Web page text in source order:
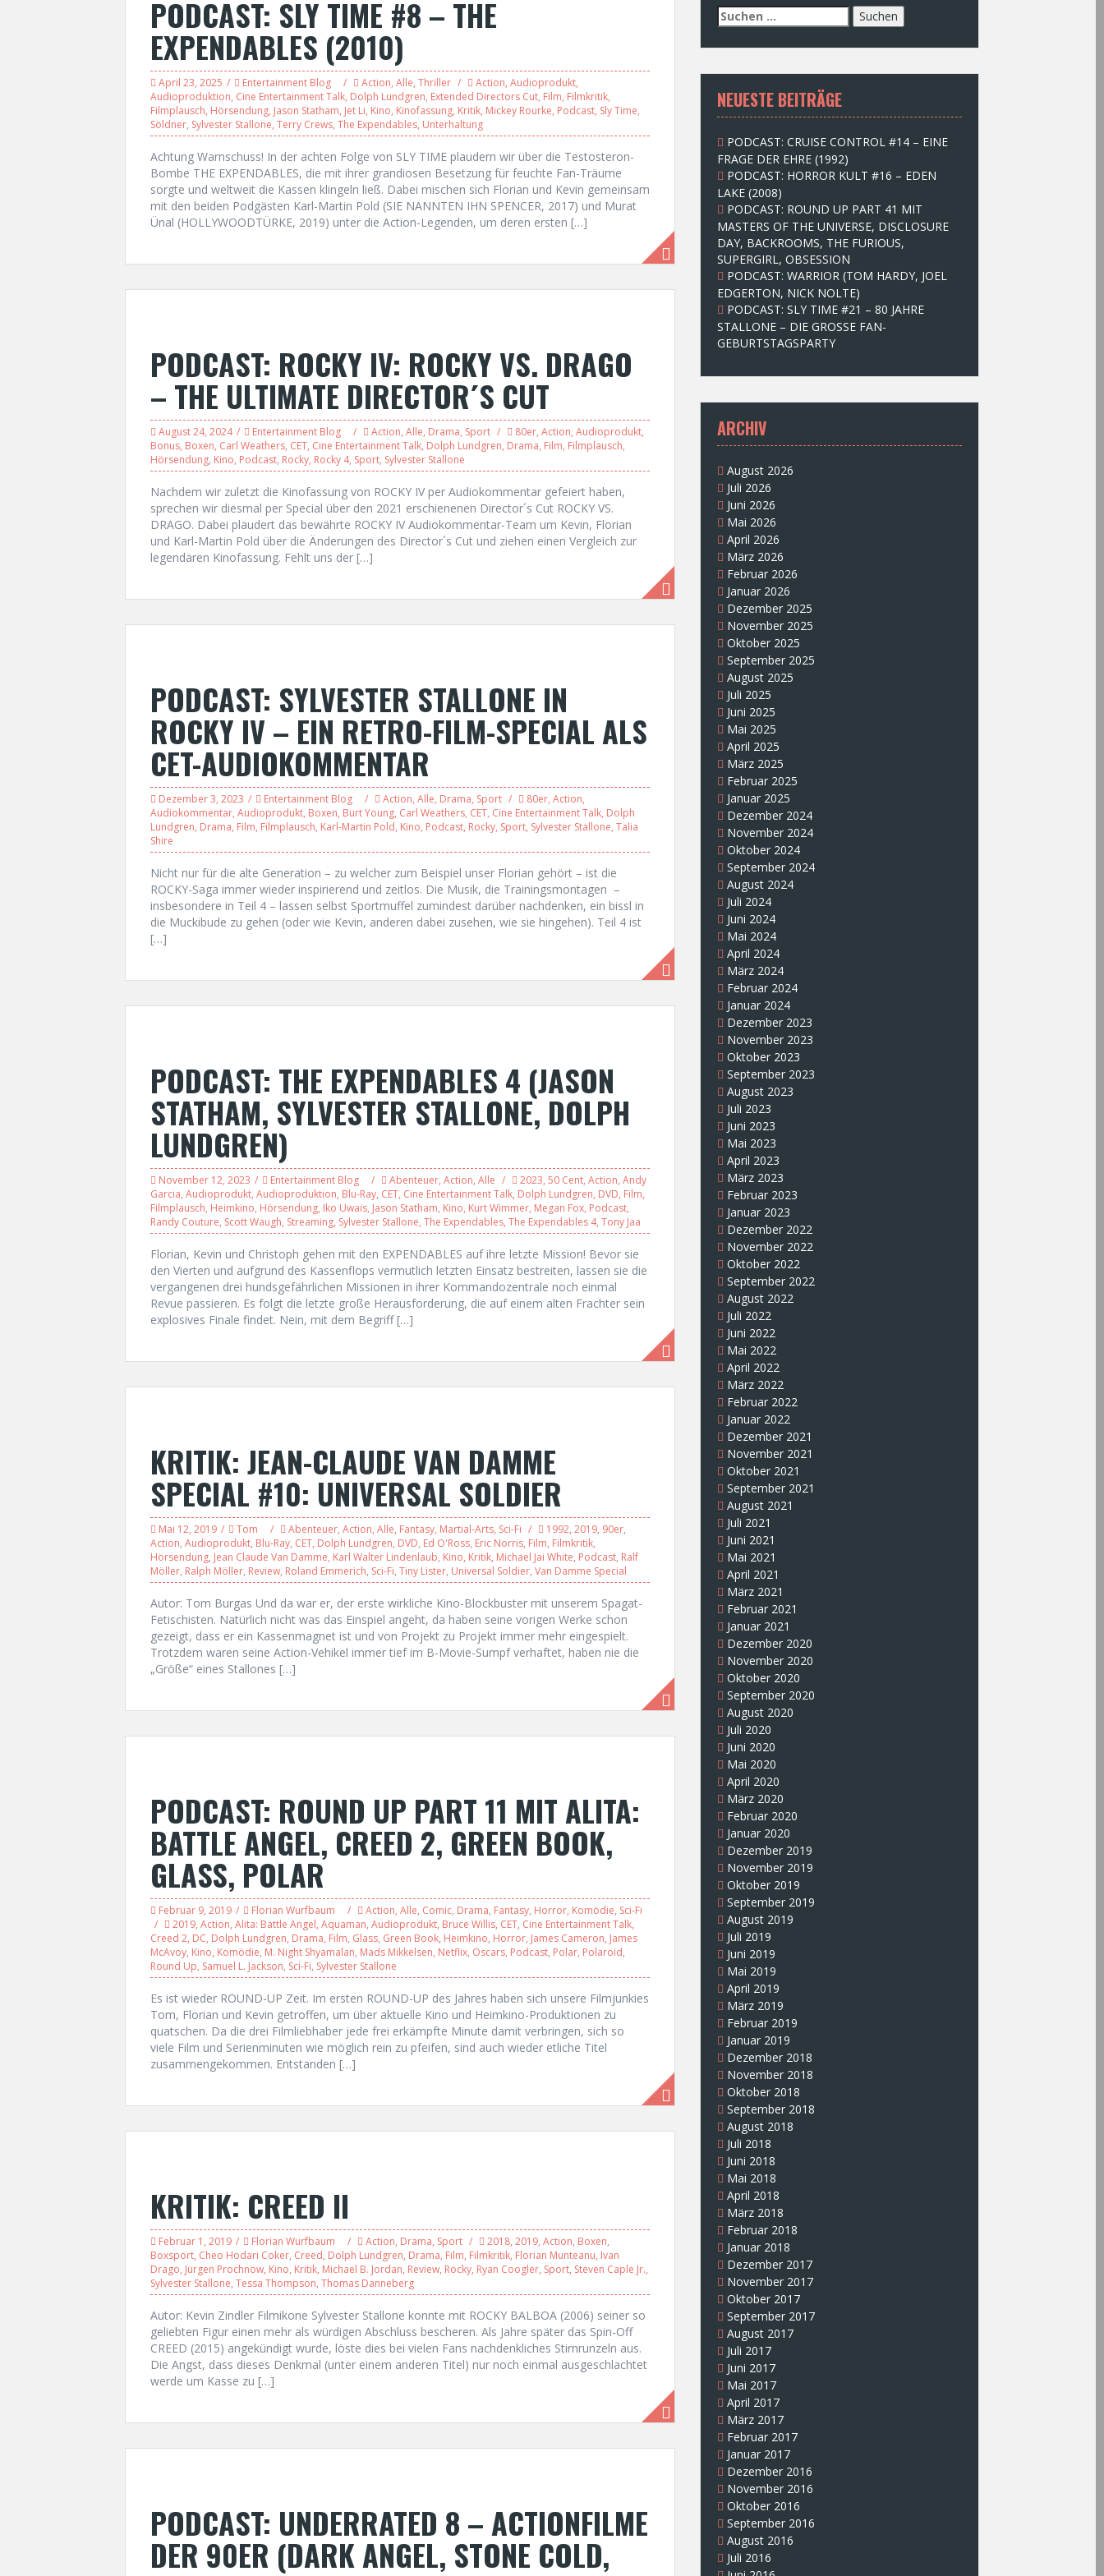
PODCAST: SLY TIME #8 – THE
EXPENDABLES (2010)
April 23, 2025 Entertainment Blog Action, Alle, Thriller Action, Audioprodukt,
Audioproduktion, Cine Entertainment Talk, Dolph Lundgren, Extended Directors Cut, Film, Filmkritik,
Filmplausch, Hörsendung, Jason Statham, Jet Li, Kino, Kinofassung, Kritik, Mickey Rourke, Podcast, Sly Time,
Söldner, Sylvester Stallone, Terry Crews, The Expendables, Unterhaltung
Achtung Warnschuss! In der achten Folge von SLY TIME plaudern wir über die Testosteron-
Bombe THE EXPENDABLES, die mit ihrer grandiosen Besetzung für feuchte Fan-Träume
sorgte und weltweit die Kassen klingeln ließ. Dabei mischen sich Florian und Kevin gemeinsam
mit den beiden Podgästen Karl-Martin Pold (SIE NANNTEN IHN SPENCER, 2017) und Murat
Ünal (HOLLYWOODTÜRKE, 2019) unter die Action-Legenden, um deren ersten […]
PODCAST: ROCKY IV: ROCKY VS. DRAGO
– THE ULTIMATE DIRECTOR´S CUT
August 24, 2024 Entertainment Blog Action, Alle, Drama, Sport 80er, Action, Audioprodukt,
Bonus, Boxen, Carl Weathers, CET, Cine Entertainment Talk, Dolph Lundgren, Drama, Film, Filmplausch,
Hörsendung, Kino, Podcast, Rocky, Rocky 4, Sport, Sylvester Stallone
Nachdem wir zuletzt die Kinofassung von ROCKY IV per Audiokommentar gefeiert haben,
sprechen wir diesmal per Special über den 2021 erschienenen Director´s Cut ROCKY VS.
DRAGO. Dabei plaudert das bewährte ROCKY IV Audiokommentar-Team um Kevin, Florian
und Karl-Martin Pold über die Änderungen des Director´s Cut und ziehen einen Vergleich zur
legendären Kinofassung. Fehlt uns der […]
PODCAST: SYLVESTER STALLONE IN
ROCKY IV – EIN RETRO-FILM-SPECIAL ALS
CET-AUDIOKOMMENTAR
Dezember 3, 2023 Entertainment Blog Action, Alle, Drama, Sport 80er, Action,
Audiokommentar, Audioprodukt, Boxen, Burt Young, Carl Weathers, CET, Cine Entertainment Talk, Dolph
Lundgren, Drama, Film, Filmplausch, Karl-Martin Pold, Kino, Podcast, Rocky, Sport, Sylvester Stallone, Talia
Shire
Nicht nur für die alte Generation – zu welcher zum Beispiel unser Florian gehört – ist die
ROCKY-Saga immer wieder inspirierend und zeitlos. Die Musik, die Trainingsmontagen –
insbesondere in Teil 4 – lassen selbst Sportmuffel zumindest darüber nachdenken, ein bissl in
die Muckibude zu gehen (oder wie Kevin, anderen dabei zusehen, wie sie hingehen). Teil 4 ist
[…]
PODCAST: THE EXPENDABLES 4 (JASON
STATHAM, SYLVESTER STALLONE, DOLPH
LUNDGREN)
November 12, 2023 Entertainment Blog Abenteuer, Action, Alle 2023, 50 Cent, Action, Andy
Garcia, Audioprodukt, Audioproduktion, Blu-Ray, CET, Cine Entertainment Talk, Dolph Lundgren, DVD, Film,
Filmplausch, Heimkino, Hörsendung, Iko Uwais, Jason Statham, Kino, Kurt Wimmer, Megan Fox, Podcast,
Randy Couture, Scott Waugh, Streaming, Sylvester Stallone, The Expendables, The Expendables 4, Tony Jaa
Florian, Kevin und Christoph gehen mit den EXPENDABLES auf ihre letzte Mission! Bevor sie
den Vierten und aufgrund des Kassenflops vermutlich letzten Einsatz bestreiten, lassen sie die
vergangenen drei hundsgefährlichen Missionen in ihrer Kommandozentrale noch einmal
Revue passieren. Es folgt die letzte große Herausforderung, die auf einem alten Frachter sein
explosives Finale findet. Nein, mit dem Begriff […]
KRITIK: JEAN-CLAUDE VAN DAMME
SPECIAL #10: UNIVERSAL SOLDIER
Mai 12, 2019 Tom Abenteuer, Action, Alle, Fantasy, Martial-Arts, Sci-Fi 1992, 2019, 90er,
Action, Audioprodukt, Blu-Ray, CET, Dolph Lundgren, DVD, Ed O'Ross, Eric Norris, Film, Filmkritik,
Hörsendung, Jean Claude Van Damme, Karl Walter Lindenlaub, Kino, Kritik, Michael Jai White, Podcast, Ralf
Möller, Ralph Möller, Review, Roland Emmerich, Sci-Fi, Tiny Lister, Universal Soldier, Van Damme Special
Autor: Tom Burgas Und da war er, der erste wirkliche Kino-Blockbuster mit unserem Spagat-
Fetischisten. Natürlich nicht was das Einspiel angeht, da haben seine vorigen Werke schon
gezeigt, dass er ein Kassenmagnet ist und von Projekt zu Projekt immer mehr eingespielt.
Trotzdem waren seine Action-Vehikel immer tief im B-Movie-Sumpf verhaftet, haben nie die
„Größe“ eines Stallones […]
PODCAST: ROUND UP PART 11 MIT ALITA:
BATTLE ANGEL, CREED 2, GREEN BOOK,
GLASS, POLAR
Februar 9, 2019 Florian Wurfbaum Action, Alle, Comic, Drama, Fantasy, Horror, Komödie, Sci-Fi
2019, Action, Alita: Battle Angel, Aquaman, Audioprodukt, Bruce Willis, CET, Cine Entertainment Talk,
Creed 2, DC, Dolph Lundgren, Drama, Film, Glass, Green Book, Heimkino, Horror, James Cameron, James
McAvoy, Kino, Komödie, M. Night Shyamalan, Mads Mikkelsen, Netflix, Oscars, Podcast, Polar, Polaroid,
Round Up, Samuel L. Jackson, Sci-Fi, Sylvester Stallone
Es ist wieder ROUND-UP Zeit. Im ersten ROUND-UP des Jahres haben sich unsere Filmjunkies
Tom, Florian und Kevin getroffen, um über aktuelle Kino und Heimkino-Produktionen zu
quatschen. Da die drei Filmliebhaber jede frei erkämpfte Minute damit verbringen, sich so
viele Film und Serienminuten wie möglich rein zu pfeifen, sind auch wieder etliche Titel
zusammengekommen. Entstanden […]
KRITIK: CREED II
Februar 1, 2019 Florian Wurfbaum Action, Drama, Sport 2018, 2019, Action, Boxen,
Boxsport, Cheo Hodari Coker, Creed, Dolph Lundgren, Drama, Film, Filmkritik, Florian Munteanu, Ivan
Drago, Jürgen Prochnow, Kino, Kritik, Michael B. Jordan, Review, Rocky, Ryan Coogler, Sport, Steven Caple Jr.,
Sylvester Stallone, Tessa Thompson, Thomas Danneberg
Autor: Kevin Zindler Filmikone Sylvester Stallone konnte mit ROCKY BALBOA (2006) seiner so
geliebten Figur einen mehr als würdigen Abschluss bescheren. Als Jahre später das Spin-Off
CREED (2015) angekündigt wurde, löste dies bei vielen Fans nachdenkliches Stirnrunzeln aus.
Die Angst, dass dieses Denkmal (unter einem anderen Titel) nur noch einmal ausgeschlachtet
werde um Kasse zu […]
PODCAST: UNDERRATED 8 – ACTIONFILME
DER 90ER (DARK ANGEL, STONE COLD,
S
u
c
e
n
n
c
h
:
NEUESTE BEITRÄGE
PODCAST: CRUISE CONTROL #14 – EINE
FRAGE DER EHRE (1992)
PODCAST: HORROR KULT #16 – EDEN
LAKE (2008)
PODCAST: ROUND UP PART 41 MIT
MASTERS OF THE UNIVERSE, DISCLOSURE
DAY, BACKROOMS, THE FURIOUS,
SUPERGIRL, OBSESSION
PODCAST: WARRIOR (TOM HARDY, JOEL
EDGERTON, NICK NOLTE)
PODCAST: SLY TIME #21 – 80 JAHRE
STALLONE – DIE GROSSE FAN-
GEBURTSTAGSPARTY
ARCHIV
August 2026
Juli 2026
Juni 2026
Mai 2026
April 2026
März 2026
Februar 2026
Januar 2026
Dezember 2025
November 2025
Oktober 2025
September 2025
August 2025
Juli 2025
Juni 2025
Mai 2025
April 2025
März 2025
Februar 2025
Januar 2025
Dezember 2024
November 2024
Oktober 2024
September 2024
August 2024
Juli 2024
Juni 2024
Mai 2024
April 2024
März 2024
Februar 2024
Januar 2024
Dezember 2023
November 2023
Oktober 2023
September 2023
August 2023
Juli 2023
Juni 2023
Mai 2023
April 2023
März 2023
Februar 2023
Januar 2023
Dezember 2022
November 2022
Oktober 2022
September 2022
August 2022
Juli 2022
Juni 2022
Mai 2022
April 2022
März 2022
Februar 2022
Januar 2022
Dezember 2021
November 2021
Oktober 2021
September 2021
August 2021
Juli 2021
Juni 2021
Mai 2021
April 2021
März 2021
Februar 2021
Januar 2021
Dezember 2020
November 2020
Oktober 2020
September 2020
August 2020
Juli 2020
Juni 2020
Mai 2020
April 2020
März 2020
Februar 2020
Januar 2020
Dezember 2019
November 2019
Oktober 2019
September 2019
August 2019
Juli 2019
Juni 2019
Mai 2019
April 2019
März 2019
Februar 2019
Januar 2019
Dezember 2018
November 2018
Oktober 2018
September 2018
August 2018
Juli 2018
Juni 2018
Mai 2018
April 2018
März 2018
Februar 2018
Januar 2018
Dezember 2017
November 2017
Oktober 2017
September 2017
August 2017
Juli 2017
Juni 2017
Mai 2017
April 2017
März 2017
Februar 2017
Januar 2017
Dezember 2016
November 2016
Oktober 2016
September 2016
August 2016
Juli 2016